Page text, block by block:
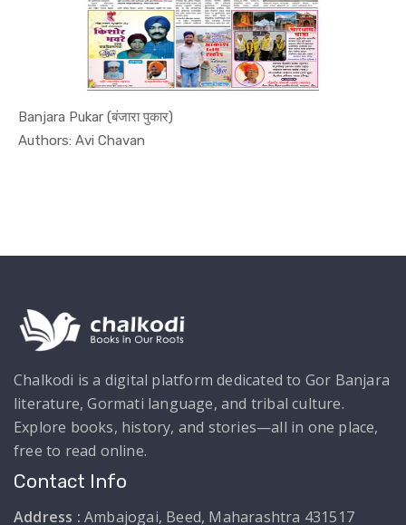
Banjara Pukar (बंजारा पुकार)
Authors: Avi Chavan
Chalkodi is a digital platform dedicated to Gor Banjara
literature, Gormati language, and tribal culture.
Explore books, history, and stories—all in one place,
free to read online.
Contact Info
Address : Ambajogai, Beed, Maharashtra 431517